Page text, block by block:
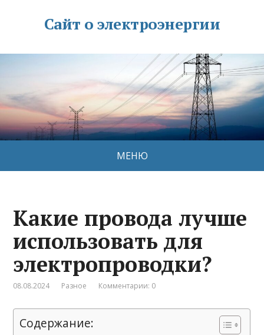
Сайт о электроэнергии
МЕНЮ
Какие провода лучше
использовать для
электропроводки?
08.08.2024 Разное Комментарии: 0
Содержание: